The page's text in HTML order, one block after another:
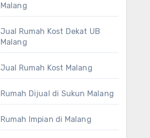
Malang
Jual Rumah Kost Dekat UB
Malang
Jual Rumah Kost Malang
Rumah Dijual di Sukun Malang
Rumah Impian di Malang